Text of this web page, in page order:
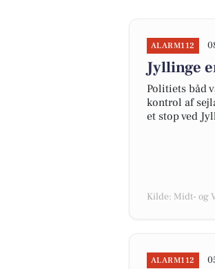
ALARM112
Jyllinge
Politiets båd
kontrol af
et stop ved
Kilde: Midt- og
ALARM112